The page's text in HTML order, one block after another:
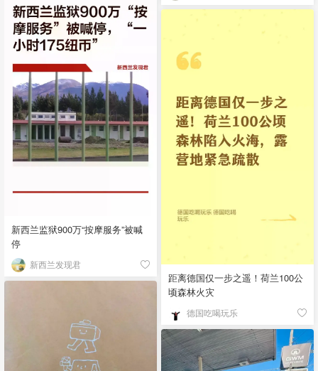
新西兰监狱900万“按摩服务”被喊
停
新西兰发现君
距离德国仅一步之遥！荷兰100公
顷森林火灾
德国吃喝玩乐